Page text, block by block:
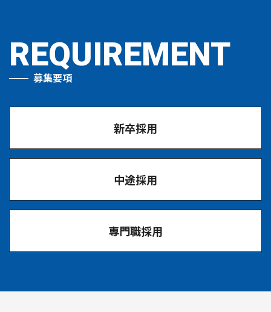
REQUIREMENT
募集要項
新卒採用
中途採用
専門職採用